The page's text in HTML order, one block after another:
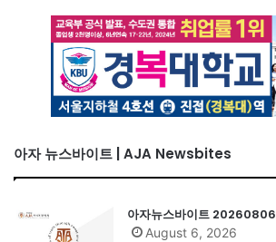
아자 뉴스바이트 | AJA Newsbites
아자뉴스바이트 20260806
August 6, 2026